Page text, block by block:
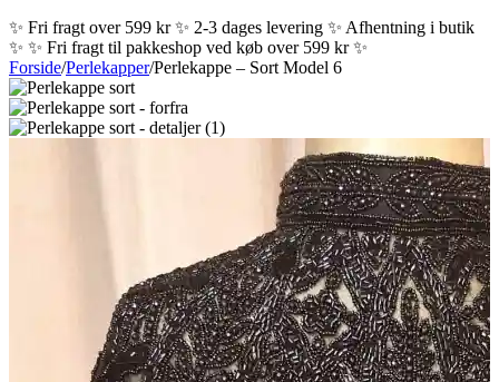
✨ Fri fragt over 599 kr ✨ 2-3 dages levering ✨ Afhentning i butik
✨ ✨ Fri fragt til pakkeshop ved køb over 599 kr ✨
Forside/Perlekapper/Perlekappe – Sort Model 6